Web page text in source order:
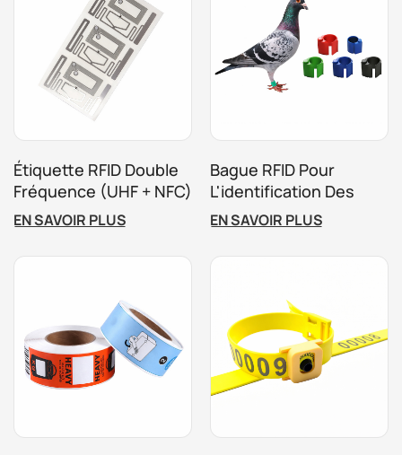
Étiquette RFID Double
Fréquence (UHF + NFC)
Pour L'emballage
Intelligent Et Le Suivi
Des Actifs
EN SAVOIR PLUS
Bague RFID Pour
L'identification Des
Volailles Et Des Pigeons
EN SAVOIR PLUS